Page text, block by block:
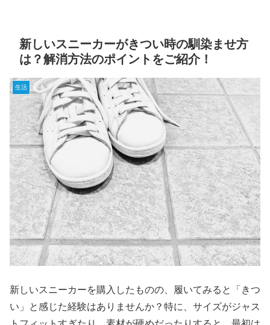
新しいスニーカーがきつい時の馴染ませ方
は？解消方法のポイントをご紹介！
生活
新しいスニーカーを購入したものの、履いてみると「きつ
い」と感じた経験はありませんか？特に、サイズがジャス